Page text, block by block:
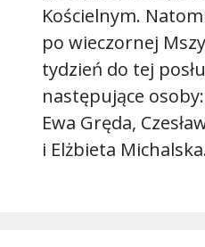
Kościelnym.
po wieczornej
tydzień do tej
następujące
Ewa Gręda,
i Elżbieta